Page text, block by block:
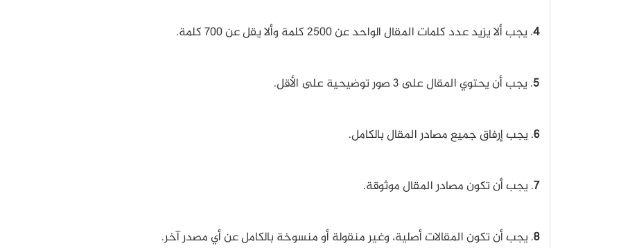
4. يجب ألا يزيد عدد كلمات المقال الواحد عن 2500 كلمة وألا يقل عن 700 كلمة.
5. يجب أن يحتوي المقال على 3 صور توضيحية على الأقل.
6. يجب إرفاق جميع مصادر المقال بالكامل.
7. يجب أن تكون مصادر المقال موثوقة.
8. يجب أن تكون المقالات أصلية، وغير منقولة أو منسوخة بالكامل عن أي مصدر آخر.